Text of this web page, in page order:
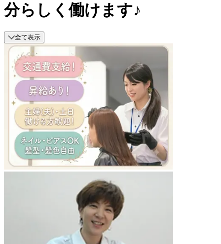
分らしく働けます♪
全て表示